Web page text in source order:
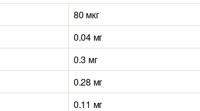
80 мкг
0.04 мг
0.3 мг
0.28 мг
0.11 мг